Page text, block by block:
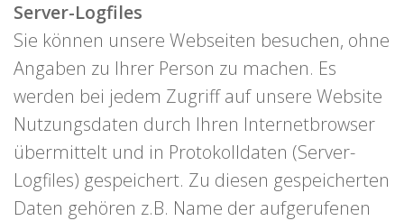
Server-Logfiles
Sie können unsere Webseiten besuchen, ohne
Angaben zu Ihrer Person zu machen. Es
werden bei jedem Zugriff auf unsere Website
Nutzungsdaten durch Ihren Internetbrowser
übermittelt und in Protokolldaten (Server-
Logfiles) gespeichert. Zu diesen gespeicherten
Daten gehören z.B. Name der aufgerufenen